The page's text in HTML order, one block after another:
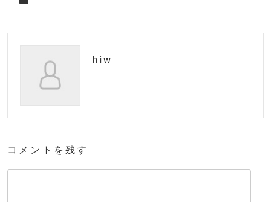
hiw
コメントを残す